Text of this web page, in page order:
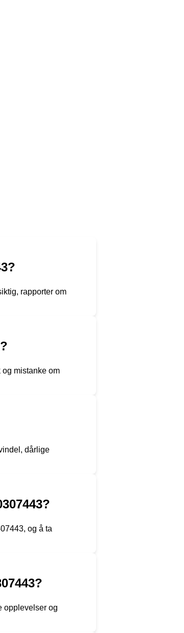
rapporter om
mistanke om
dårlige
og å ta
opplevelser og